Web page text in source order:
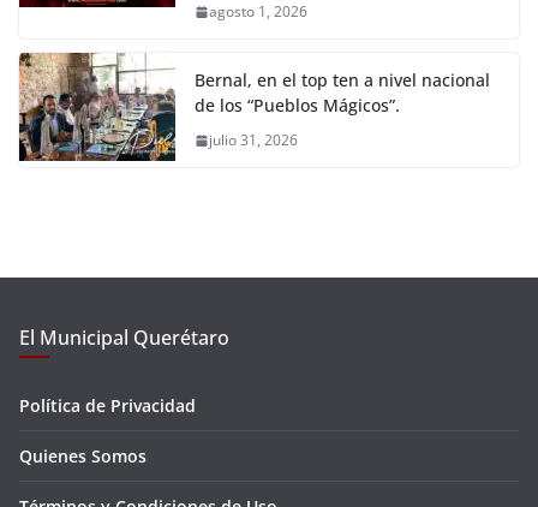
agosto 1, 2026
Bernal, en el top ten a nivel nacional
de los “Pueblos Mágicos”.
julio 31, 2026
El Municipal Querétaro
Política de Privacidad
Quienes Somos